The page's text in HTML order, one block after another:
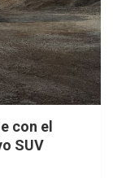
con el
SUV